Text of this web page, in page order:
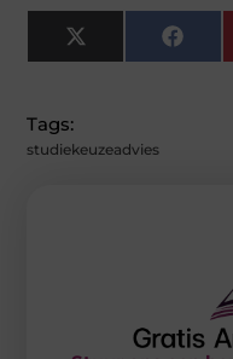
X
(Twitter)
Tags:
studiekeuzeadvies